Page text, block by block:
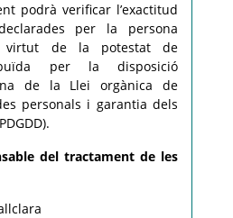
podrà verificar l’exactitud
per la persona
virtut de la potestat de
per la disposició
de la Llei orgànica de
personals i garantia dels
del tractament de les